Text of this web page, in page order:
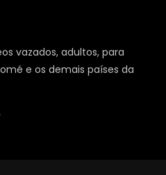
vazados, adultos, para
e os demais países da